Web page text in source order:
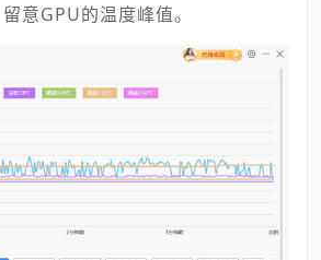
留意GPU的温度峰值。